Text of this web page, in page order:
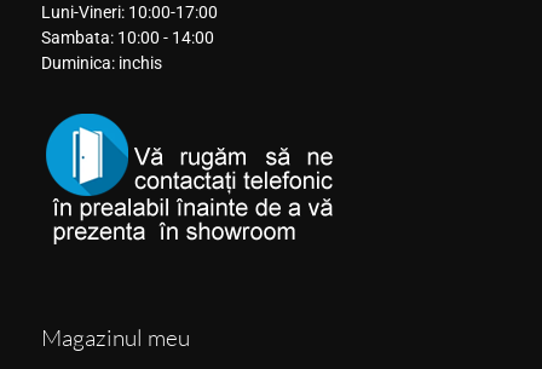
Luni-Vineri: 10:00-17:00
Sambata: 10:00 - 14:00
Duminica: inchis
Magazinul meu